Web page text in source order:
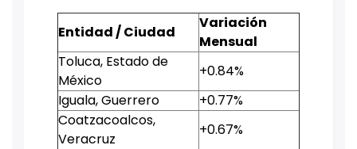
Entidad / Ciudad
Variación
Mensual
Toluca, Estado de
México
+0.84%
Iguala, Guerrero
+0.77%
Coatzacoalcos,
Veracruz
+0.67%